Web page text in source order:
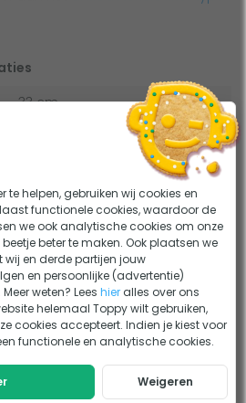
en typen is deze spafilter
nieuwe filter maar dezelfde
33 cm
Inwendig schroefdraad
4,6 cm grove vrouwelijke
schroefdraad (buitendiameter)
Gesloten met handvat
specificaties
filter van jouw spa vervangen?
te helpen, gebruiken wij cookies en
functionele cookies, waardoor de
we ook analytische cookies om onze
beter te maken. Ook plaatsen we
en derde partijen jouw
en persoonlijke (advertentie)
weten? Leeshier alles over ons
helemaal Toppy wilt gebruiken,
cookies accepteert. Indien je kiest voor
functionele en analytische cookies.
Weigeren